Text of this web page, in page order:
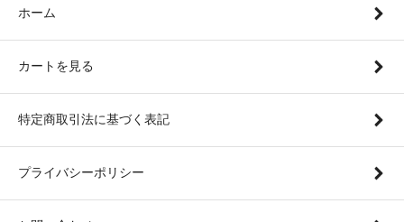
ホーム
カートを見る
特定商取引法に基づく表記
プライバシーポリシー